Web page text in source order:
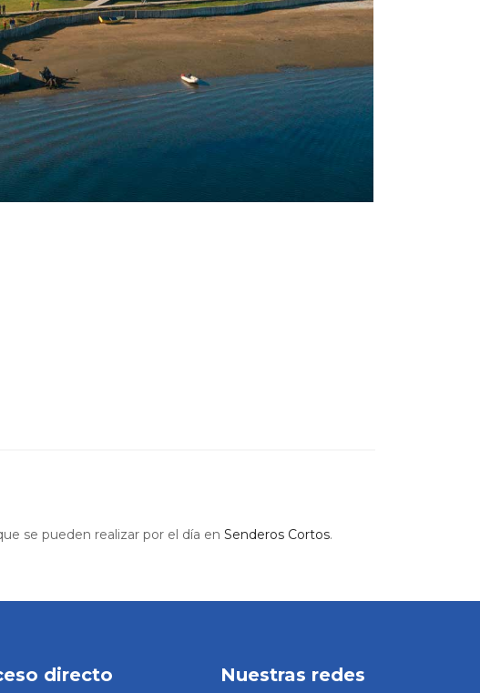
se pueden realizar por el día en Senderos Cortos.
directo Nuestras redes